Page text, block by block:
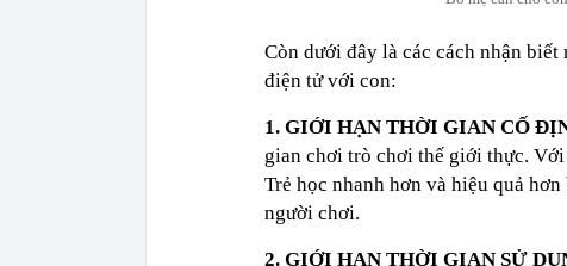
Còn dưới đây là các cách nhận
điện tử với con:
1. GIỚI HẠN THỜI GIAN CỐ
gian chơi trò chơi thế giới thực.
Trẻ học nhanh hơn và hiệu quả
người chơi.
2. GIỚI HẠN THỜI GIAN SỬ